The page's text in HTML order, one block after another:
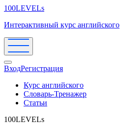
100LEVELs
Интерактивный курс английского
ВходРегистрация
Курс английского
Словарь-Тренажер
Статьи
100LEVELs